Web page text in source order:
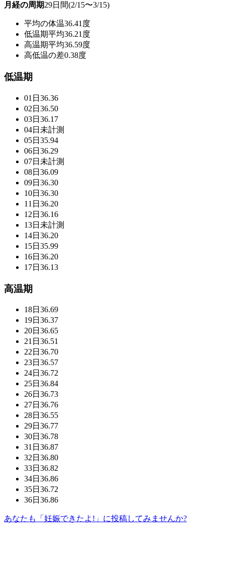
月経の周期29日間(2/15〜3/15)
平均の体温36.41度
低温期平均36.21度
高温期平均36.59度
高低温の差0.38度
低温期
01日 36.36
02日 36.50
03日 36.17
04日 未計測
05日 35.94
06日 36.29
07日 未計測
08日 36.09
09日 36.30
10日 36.30
11日 36.20
12日 36.16
13日 未計測
14日 36.20
15日 35.99
16日 36.20
17日 36.13
高温期
18日 36.69
19日 36.37
20日 36.65
21日 36.51
22日 36.70
23日 36.57
24日 36.72
25日 36.84
26日 36.73
27日 36.76
28日 36.55
29日 36.77
30日 36.78
31日 36.87
32日 36.80
33日 36.82
34日 36.86
35日 36.72
36日 36.86
あなたも「妊娠できたよ!」に投稿してみませんか?